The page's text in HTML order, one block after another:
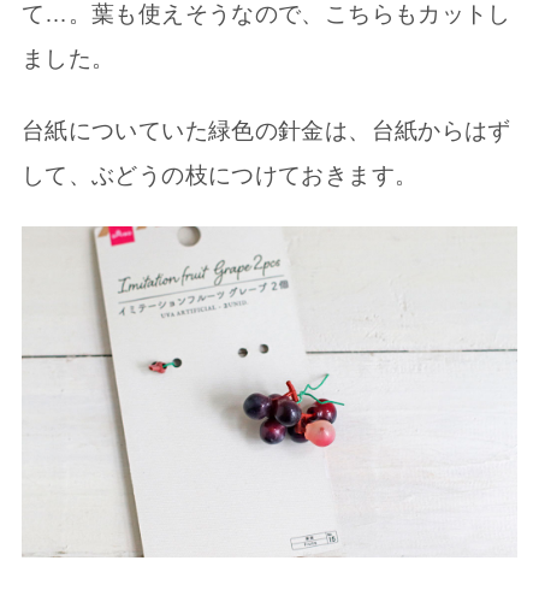
て…。葉も使えそうなので、こちらもカットし
ました。
台紙についていた緑色の針金は、台紙からはず
して、ぶどうの枝につけておきます。